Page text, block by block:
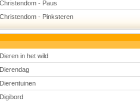
Christendom - Paus
Christendom - Pinksteren
Dieren in het wild
Dierendag
Dierentuinen
Digibord